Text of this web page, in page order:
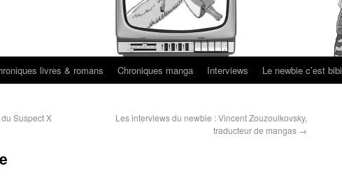
livres & romans Chroniques manga Interviews Le newbie c’est bibi
Suspect X
Les interviews du newbie : Vincent Zouzoulkovsky,
traducteur de mangas →